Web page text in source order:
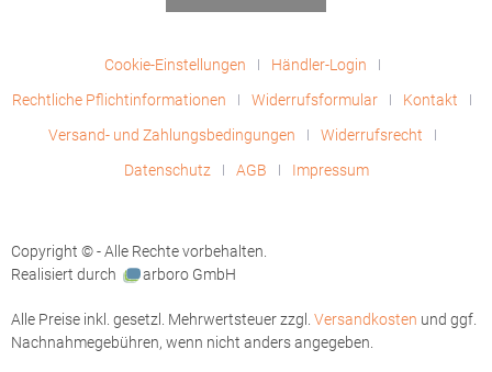
Cookie-Einstellungen
Händler-Login
Rechtliche Pflichtinformationen
Widerrufsformular
Kontakt
Versand- und Zahlungsbedingungen
Widerrufsrecht
Datenschutz
AGB Impressum
Copyright © - Alle Rechte vorbehalten.
Realisiert durch
arboro GmbH
Alle Preise inkl. gesetzl. Mehrwertsteuer zzgl. Versandkosten und ggf.
Nachnahmegebühren, wenn nicht anders angegeben.